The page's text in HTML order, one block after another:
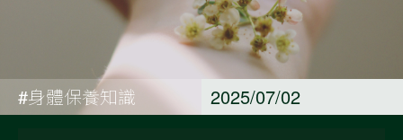
#身體保養知識 2025/07/02